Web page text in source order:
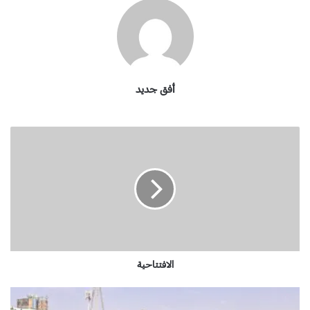
أفق جديد
ي
الافتتاحية